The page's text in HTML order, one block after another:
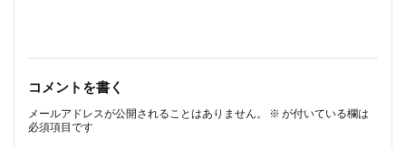
コメントを書く
メールアドレスが公開されることはありません。 ※ が付いている欄は
必須項目です